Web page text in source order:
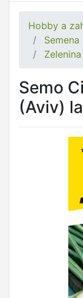
Hobby a
Zelenina
Semo
(Aviv)